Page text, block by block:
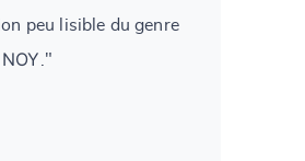
peu lisible du genre
ΝΟΥ."